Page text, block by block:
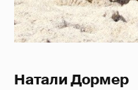
Натали Дормер